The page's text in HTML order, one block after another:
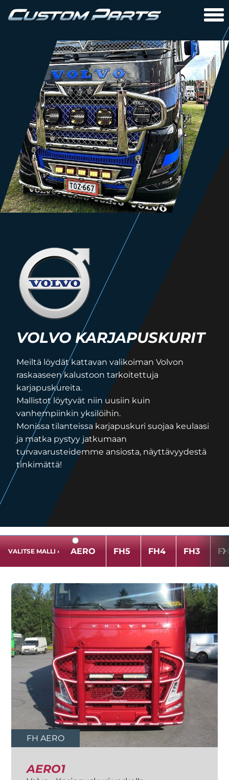
VOLVO KARJAPUSKURIT
Meiltä löydät kattavan valikoiman Volvon
raskaaseen kalustoon tarkoitettuja
karjapuskureita.
Mallistot löytyvät niin uusiin kuin
vanhempiinkin yksilöihin.
Monissa tilanteissa karjapuskuri suojaa keulaasi
ja matka pystyy jatkumaan
turvavarusteidemme ansiosta, näyttävyydestä
tinkimättä!
VALITSE MALLI › AERO FH5 FH4 FH3 ›
FH AERO
AERO1